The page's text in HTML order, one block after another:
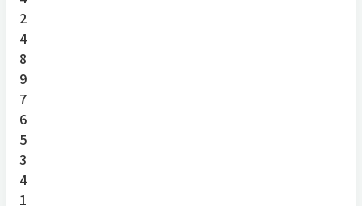
2
4
8
9
7
6
5
3
4
1